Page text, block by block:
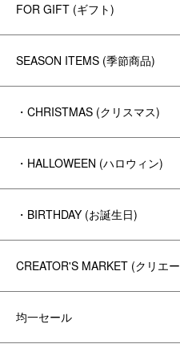
FOR GIFT (ギフト)
SEASON ITEMS (季節商品)
・CHRISTMAS (クリスマス)
・HALLOWEEN (ハロウィン)
・BIRTHDAY (お誕生日)
CREATOR'S MARKET (クリエー
均一セール